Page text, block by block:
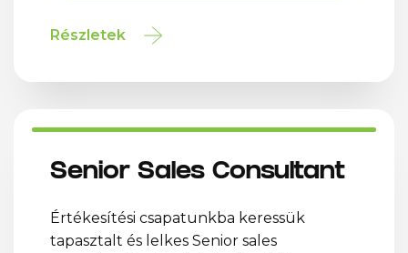
Részletek
Senior Sales Consultant
Értékesítési csapatunkba keressük
tapasztalt és lelkes Senior sales